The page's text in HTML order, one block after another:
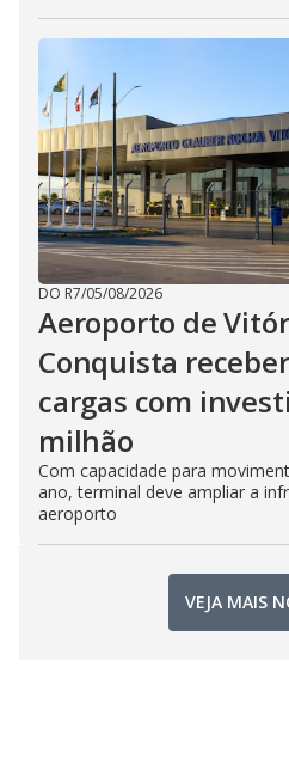
DO R7/05/08/2026
Aeroporto de
Conquista
cargas com
milhão
Com capacidade para
ano, terminal deve ampliar a
aeroporto
VEJA MAIS